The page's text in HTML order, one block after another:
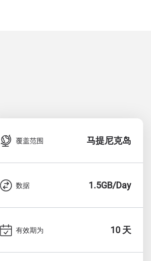
覆盖范围 马提尼克岛
数据 1.5GB/Day
有效期为 10 天